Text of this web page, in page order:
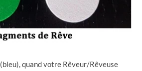
(bleu), quand votre Rêveur/Rêveuse